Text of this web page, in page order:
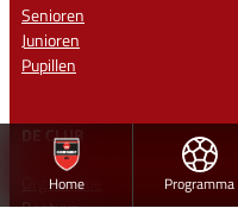
Home Programma
Senioren
Junioren
Pupillen
DE CLUB
Organisatie
Bestuur